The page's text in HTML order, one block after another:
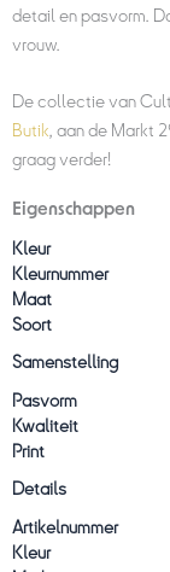
detail en pasvorm.
vrouw.
De collectie van
Butik , aan de Markt
graag verder!
Eigenschappen
Kleur
Kleurnummer
Maat
Soort
Samenstelling
Pasvorm
Kwaliteit
Print
Details
Artikelnummer
Kleur